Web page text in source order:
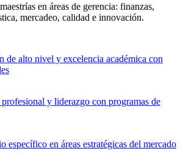
en áreas de gerencia: finanzas,
mercadeo, calidad e innovación.
de alto nivel y excelencia académica con
y liderazgo con programas de
específico en áreas estratégicas del mercado